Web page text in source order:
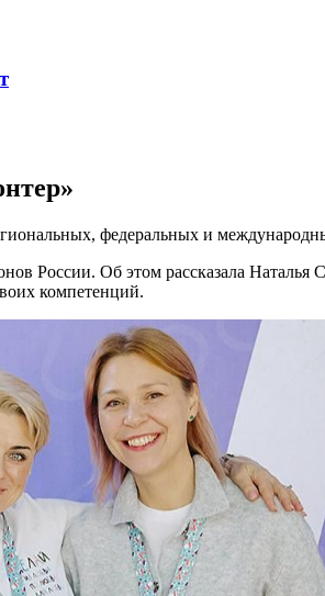
федеральных и
России. Об этом рассказала Наталья
компетенций.